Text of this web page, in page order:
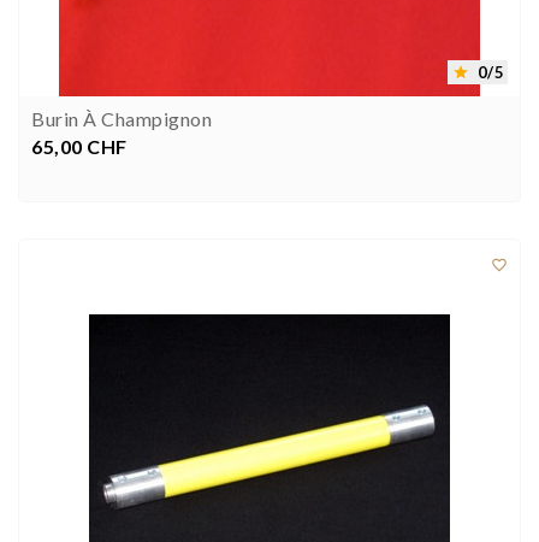
 0/5
Burin À Champignon
Prix
65,00 CHF
